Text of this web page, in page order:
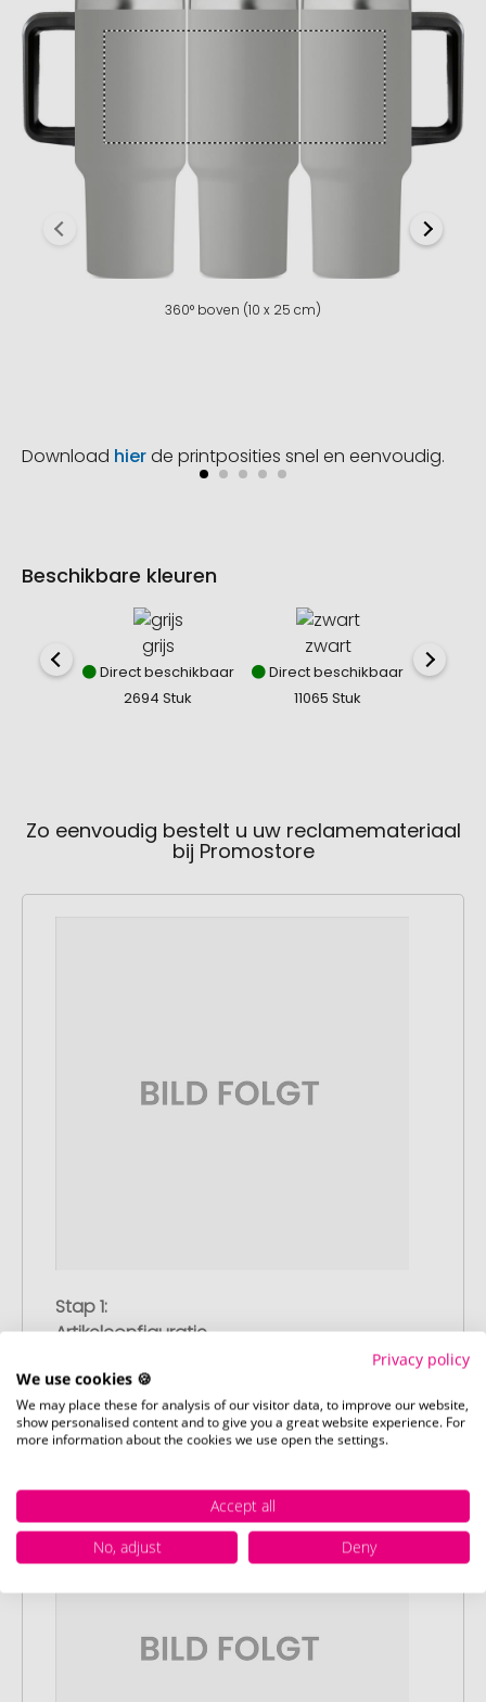
360° boven (10 x 25 cm)
Download hierde printposities snel en eenvoudig.
Beschikbare kleuren
grijs
Direct beschikbaar
2694 Stuk
zwart
Direct beschikbaar
11065 Stuk
Direct
Zo eenvoudig bestelt u uw reclamemateriaal
bij Promostore
Stap 1:
Artikelconfiguratie
Kies uw gewenste promotieartikelen en
pas deze aan naar uw wensen. Plaats
vervolgens de geconfigureerde artikelen
in uw winkelwagen.
Privacy policy
We use cookies 🍪
We may place these for analysis of our visitor data, to improve our website,
show personalised content and to give you a great website experience. For
more information about the cookies we use open the settings.
Accept all
No, adjust
Deny